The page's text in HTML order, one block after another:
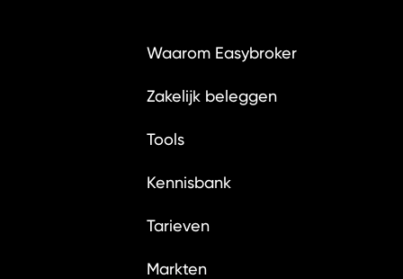
Waarom Easybroker
Zakelijk beleggen
Tools
Kennisbank
Tarieven
Markten